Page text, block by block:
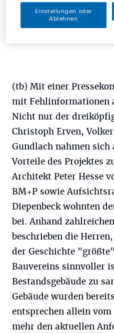
Die Siedlungshäuser an der
Neubauten ersetzt werden.
(tb) Mit einer
mit Fehlinformationen
Nicht nur der
Christoph Erven,
Gundlach nahmen
Vorteile des Projektes
Architekt Peter Hesse
BM+P sowie
Diepenbeck wohnten
bei. Anhand
beschrieben die
der Geschichte
Bauvereins sinnvoller
Bestandsgebäude zu
Gebäude wurden
entsprechen allein
mehr den aktuellen
Einstellungen oder
Ablehnen